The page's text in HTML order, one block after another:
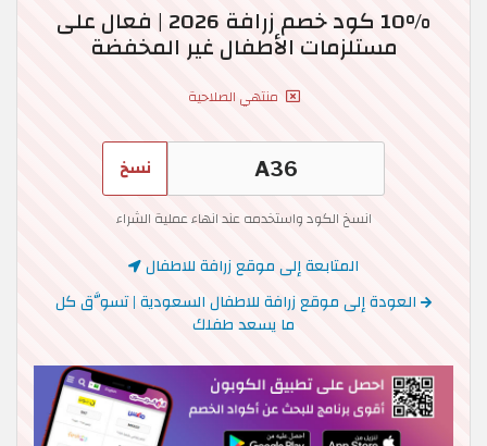
10% كود خصم زرافة 2026 | فعال على
مستلزمات الأطفال غير المخفضة
منتهي الصلاحية
نسخ
انسخ الكود واستخدمه عند انهاء عملية الشراء
المتابعة إلى موقع زرافة للاطفال
العودة إلى موقع زرافة للاطفال السعودية | تسوَّق كل
ما يسعد طفلك